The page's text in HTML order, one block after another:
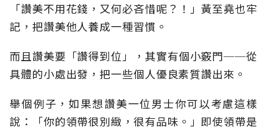
「讚美不用花錢，又何必吝惜呢？！」黃至堯也牢
記，把讚美他人養成一種習慣。
而且讚美要「讚得到位」，其實有個小竅門──從
具體的小處出發，把一些個人優良素質讚出來。
舉個例子，如果想讚美一位男士你可以考慮這樣
說：「你的領帶很別緻，很有品味。」即使領帶是